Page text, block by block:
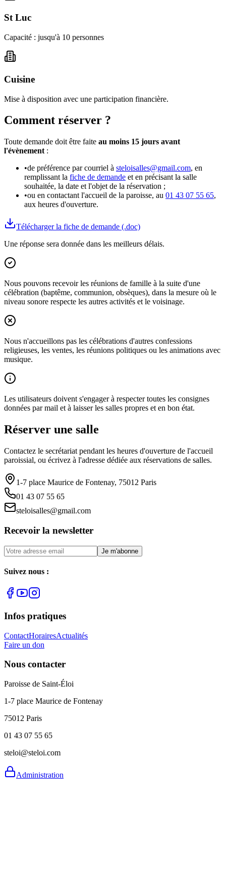
St Luc
Capacité : jusqu'à 10 personnes
Cuisine
Mise à disposition avec une participation financière.
Comment réserver ?
Toute demande doit être faite au moins 15 jours avant
l'évènement :
•de préférence par courriel à steloisalles@gmail.com, en
remplissant la fiche de demande et en précisant la salle
souhaitée, la date et l'objet de la réservation ;
•ou en contactant l'accueil de la paroisse, au 01 43 07 55 65,
aux heures d'ouverture.
Télécharger la fiche de demande (.doc)
Une réponse sera donnée dans les meilleurs délais.
Nous pouvons recevoir les réunions de famille à la suite d'une
célébration (baptême, communion, obsèques), dans la mesure où le
niveau sonore respecte les autres activités et le voisinage.
Nous n'accueillons pas les célébrations d'autres confessions
religieuses, les ventes, les réunions politiques ou les animations avec
musique.
Les utilisateurs doivent s'engager à respecter toutes les consignes
données par mail et à laisser les salles propres et en bon état.
Réserver une salle
Contactez le secrétariat pendant les heures d'ouverture de l'accueil
paroissial, ou écrivez à l'adresse dédiée aux réservations de salles.
1-7 place Maurice de Fontenay, 75012 Paris
01 43 07 55 65
steloisalles@gmail.com
Recevoir la newsletter
Je m'abonne
Suivez nous :
Infos pratiques
ContactHorairesActualités
Faire un don
Nous contacter
Paroisse de Saint-Éloi
1-7 place Maurice de Fontenay
75012 Paris
01 43 07 55 65
steloi@steloi.com
Administration